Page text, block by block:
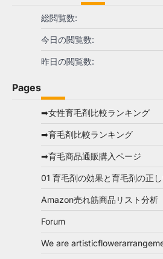
総閲覧数:
今日の閲覧数:
昨日の閲覧数:
Pages
➡女性育毛剤比較ランキング
➡育毛剤比較ランキング
➡育毛商品通販購入ページ
01 育毛剤の効果と育毛剤の正
Amazon売れ筋商品リスト分析
Forum
We are